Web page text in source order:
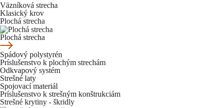
Väzníková strecha
Klasický krov
Plochá strecha
Plochá strecha
Spádový polystyrén
Príslušenstvo k plochým strechám
Odkvapový systém
Strešné laty
Spojovací materiál
Príslušenstvo k strešným konštrukciám
Strešné krytiny - škridly